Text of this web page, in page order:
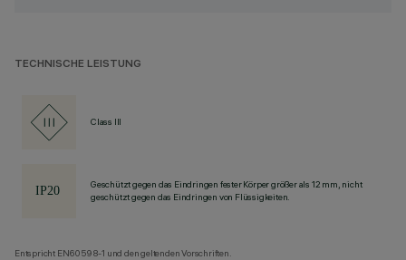
TECHNISCHE LEISTUNG
Class III
Geschützt gegen das Eindringen fester Körper größer als 12 mm, nicht
geschützt gegen das Eindringen von Flüssigkeiten.
Entspricht EN60598-1 und den geltenden Vorschriften.